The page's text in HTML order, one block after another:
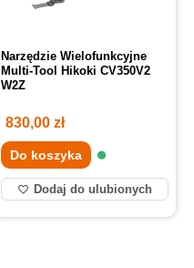
Narzędzie Wielofunkcyjne
Multi-Tool Hikoki CV350V2
W2Z
830,00zł
Do koszyka
Dodaj do ulubionych